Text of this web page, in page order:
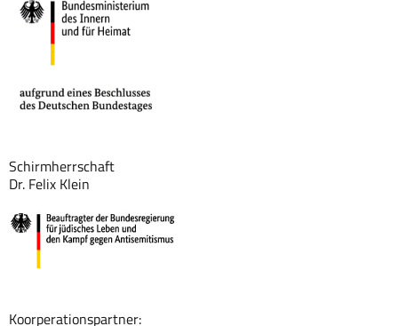
Schirmherrschaft
Dr. Felix Klein
Koorperationspartner: